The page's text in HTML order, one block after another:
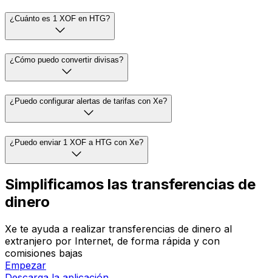
¿Cuánto es 1 XOF en HTG?
¿Cómo puedo convertir divisas?
¿Puedo configurar alertas de tarifas con Xe?
¿Puedo enviar 1 XOF a HTG con Xe?
Simplificamos las transferencias de
dinero
Xe te ayuda a realizar transferencias de dinero al
extranjero por Internet, de forma rápida y con
comisiones bajas
Empezar